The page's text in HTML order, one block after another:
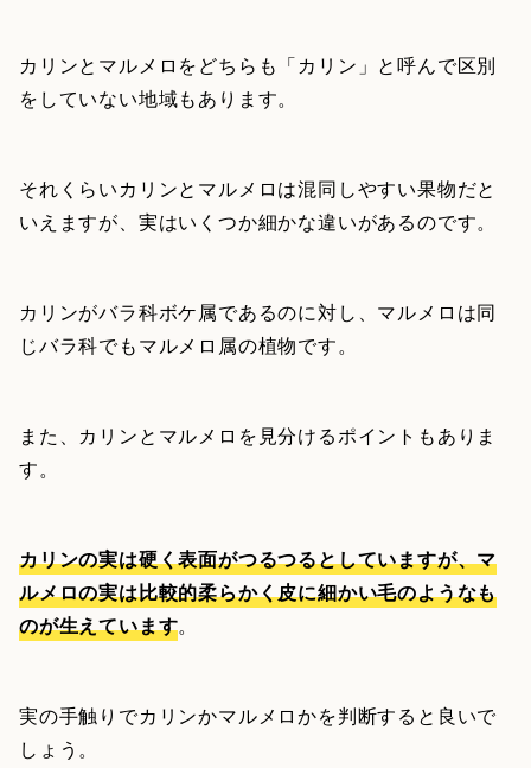
カリンとマルメロをどちらも「カリン」と呼んで区別
をしていない地域もあります。
それくらいカリンとマルメロは混同しやすい果物だと
いえますが、実はいくつか細かな違いがあるのです。
カリンがバラ科ボケ属であるのに対し、マルメロは同
じバラ科でもマルメロ属の植物です。
また、カリンとマルメロを見分けるポイントもありま
す。
カリンの実は硬く表面がつるつるとしていますが、マ
ルメロの実は比較的柔らかく皮に細かい毛のようなも
のが生えています。
実の手触りでカリンかマルメロかを判断すると良いで
しょう。